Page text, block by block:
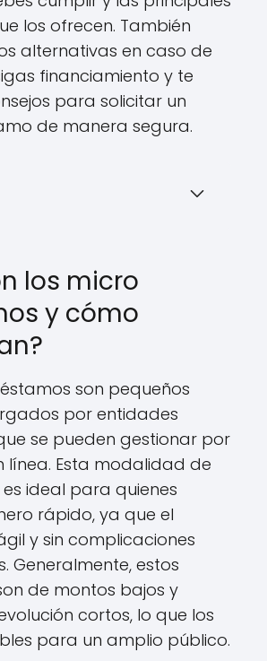
los ofrecen. También
alternativas en caso de
financiamiento y te
para solicitar un
de manera segura.
los micro
y cómo
son pequeños
por entidades
se pueden gestionar por
línea. Esta modalidad de
ideal para quienes
rápido, ya que el
y sin complicaciones
Generalmente, estos
de montos bajos y
cortos, lo que los
para un amplio público.